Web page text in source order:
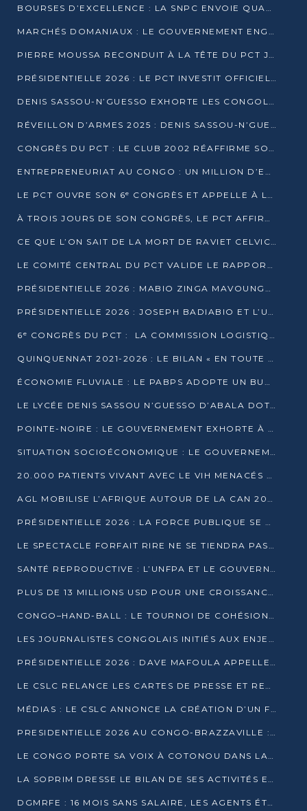
BOURSES D’EXCELLENCE : LA SNPC ENVOIE QUATRE NOUVEAUX TALENTS CONGOLAIS SE FORMER À BAKOU
MARCHÉS DOMANIAUX : LE GOUVERNEMENT ENGAGE LA STRUCTURATION DES TAXES D’ASSAINISSEMENT
PIERRE MOUSSA RECONDUIT À LA TÊTE DU PCT JUSQU’EN 2031
PRÉSIDENTIELLE 2026 : LE PCT INVESTIT OFFICIELLEMENT DENIS SASSOU NGUESSO
DENIS SASSOU-N’GUESSO EXHORTE LES CONGOLAIS À L’UNITÉ ET AU FAIR-PLAY DÉMOCRATIQUE EN 2026
RÉVEILLON D’ARMES 2025 : DENIS SASSOU-N’GUESSO GARANTIT DES ÉLECTIONS 2026 PAISIBLES ET SÉCURISÉES
CONGRÈS DU PCT : LE CLUB 2002 RÉAFFIRME SON SOUTIEN À DENIS SASSOU-N’GUESSO POUR 2026
ENTREPRENEURIAT AU CONGO : UN MILLION D’EUROS POUR FINANCER LES STARTUPS DÈS 2026
LE PCT OUVRE SON 6ᵉ CONGRÈS ET APPELLE À LA CANDIDATURE DE DENIS SASSOU NGUESSO
À TROIS JOURS DE SON CONGRÈS, LE PCT AFFIRME AVOIR ATTEINT TOUS SES OBJECTIFS
CE QUE L’ON SAIT DE LA MORT DE RAVIET CELVIC N’TSIANTSIE
LE COMITÉ CENTRAL DU PCT VALIDE LE RAPPORT DU CONGRÈS ET SOUTIENT DENIS SASSOU N’GUESSO
PRÉSIDENTIELLE 2026 : MABIO ZINGA MAVOUNGOU DÉCLARE SA CANDIDATURE ET CHARGE LE BILAN DU PCT
PRÉSIDENTIELLE 2026 : JOSEPH BADIABIO ET L’UDH-YUKI JOUENT LA PRUDENCE
6ᵉ CONGRÈS DU PCT : LA COMMISSION LOGISTIQUE ASSURE LA DISTRIBUTION DES KITS
QUINQUENNAT 2021-2026 : LE BILAN « EN TOUTE TRANSPARENCE » PRÉSENTÉ À LA PRESSE
ÉCONOMIE FLUVIALE : LE PABPS ADOPTE UN BUDGET 2026 DE PLUS DE 2,7 MILLIARDS FCFA
LE LYCÉE DENIS SASSOU N’GUESSO D’ABALA DOTÉ D’UNE SALLE MULTIMÉDIA
POINTE-NOIRE : LE GOUVERNEMENT EXHORTE À UN USAGE RESPONSABLE DU NOUVEAU MATÉRIEL MUNICIPAL
SITUATION SOCIOÉCONOMIQUE : LE GOUVERNEMENT INTERPELLÉ DEVANT LE SÉNAT
20.000 PATIENTS VIVANT AVEC LE VIH MENACÉS D’ARRÊT DE TRAITEMENT
AGL MOBILISE L’AFRIQUE AUTOUR DE LA CAN 2025
PRÉSIDENTIELLE 2026 : LA FORCE PUBLIQUE SE PRÉPARE À SÉCURISER LE SCRUTIN
LE SPECTACLE FORFAIT RIRE NE SE TIENDRA PAS LE 1ER JANVIER
SANTÉ REPRODUCTIVE : L’UNFPA ET LE GOUVERNEMENT AFFINENT LES PRIORITÉS DE 2026
PLUS DE 13 MILLIONS USD POUR UNE CROISSANCE VERTE ET SOUVERAINE
CONGO–HAND-BALL : LE TOURNOI DE COHÉSION ET DE FRATERNITÉ ALLUME SES LAMPIONS À BRAZZAVILLE
LES JOURNALISTES CONGOLAIS INITIÉS AUX ENJEUX DE L’ÉCONOMIE BLEUE
PRÉSIDENTIELLE 2026 : DAVE MAFOULA APPELLE LES CONGOLAIS À UN « NOUVEAU DÉPART »
LE CSLC RELANCE LES CARTES DE PRESSE ET RECONNAÎT OFFICIELLEMENT LES MÉDIAS EN LIGNE
MÉDIAS : LE CSLC ANNONCE LA CRÉATION D’UN FONDS D’APPUI À LA PRESSE
PRESIDENTIELLE 2026 AU CONGO-BRAZZAVILLE : UN CASTING ÉLARGI
LE CONGO PORTE SA VOIX À COTONOU DANS LA LUTTE CONTRE LA TUBERCULOSE
LA SOPRIM DRESSE LE BILAN DE SES ACTIVITÉS ET FIXE DE NOUVELLES PRIORITÉS
DGMRFE : 16 MOIS SANS SALAIRE, LES AGENTS ÉTOUFFENT DANS LE SILENCE